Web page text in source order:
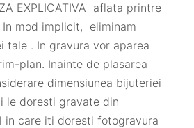
EXPLICATIVA aflata printre
In mod implicit, eliminam
tale . In gravura vor aparea
plan. Inainte de plasarea
dimensiunea bijuteriei
le doresti gravate din
in care iti doresti fotogravura